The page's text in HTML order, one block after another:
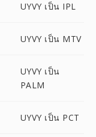
UYVY เป็น IPL
UYVY เป็น MTV
UYVY เป็น
PALM
UYVY เป็น PCT